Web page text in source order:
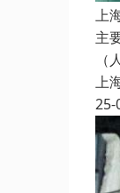
上
主
上
25-